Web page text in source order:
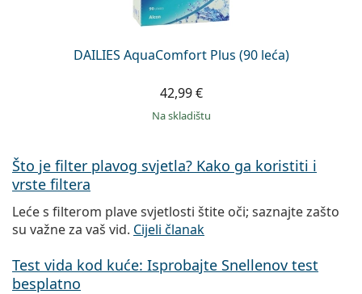
DAILIES AquaComfort Plus (90 leća)
42,99 €
na skladištu
Što je filter plavog svjetla? Kako ga koristiti i
vrste filtera
Leće s filterom plave svjetlosti štite oči; saznajte zašto
su važne za vaš vid. Cijeli članak
Test vida kod kuće: Isprobajte Snellenov test
besplatno